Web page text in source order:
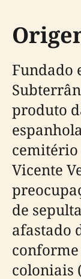
Fundado
produto
Vicente
de
afastado
coloniais